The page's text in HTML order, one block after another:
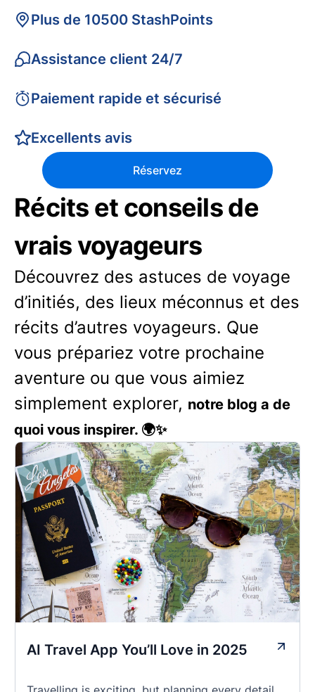
Plus de 10500 StashPoints
Assistance client 24/7
Paiement rapide et sécurisé
Excellents avis
Réservez
Récits et conseils de
vrais voyageurs
Découvrez des astuces de voyage
d’initiés, des lieux méconnus et des
récits d’autres voyageurs. Que
vous prépariez votre prochaine
aventure ou que vous aimiez
simplement explorer, notre blog a de
quoi vous inspirer. 🌍✨
AI Travel App You’ll Love in 2025